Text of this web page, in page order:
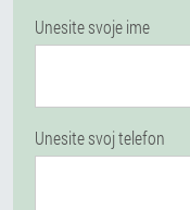
Unesite svoje ime
Unesite svoj telefon